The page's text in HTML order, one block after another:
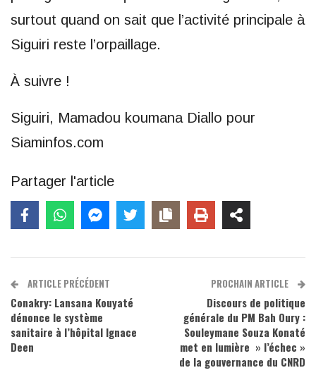
surtout quand on sait que l’activité principale à
Siguiri reste l’orpaillage.
À suivre !
Siguiri, Mamadou koumana Diallo pour
Siaminfos.com
Partager l'article
ARTICLE PRÉCÉDENT
Conakry: Lansana Kouyaté
dénonce le système
sanitaire à l’hôpital Ignace
Deen
PROCHAIN ARTICLE
Discours de politique
générale du PM Bah Oury :
Souleymane Souza Konaté
met en lumière » l’échec »
de la gouvernance du CNRD